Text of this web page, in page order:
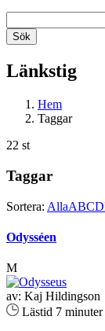
Länkstig
Hem
Taggar
22 st
Taggar
Sortera: AllaABCD
Odysséen
M
av: Kaj Hildingson
Lästid 7 minuter